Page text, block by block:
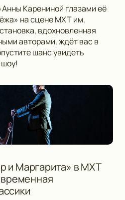
Карениной глазами её
на сцене МХТ им.
вдохновленная
авторами, ждёт вас в
шанс увидеть
и Маргарита» в МХТ